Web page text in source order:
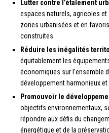
Lutter contre l’étalement
espaces naturels, agricoles
zones urbanisées et en
construites.
Réduire les inégalités
équitablement les
économiques sur l’ensemble
développement harmonieux et
Promouvoir le
objectifs environnementaux,
répondre aux défis du
énergétique et de la